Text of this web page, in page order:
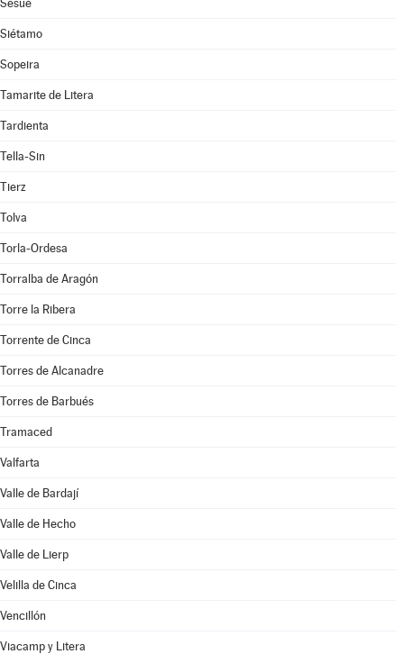
Sesué
Siétamo
Sopeira
Tamarite de Litera
Tardienta
Tella-Sin
Tierz
Tolva
Torla-Ordesa
Torralba de Aragón
Torre la Ribera
Torrente de Cinca
Torres de Alcanadre
Torres de Barbués
Tramaced
Valfarta
Valle de Bardají
Valle de Hecho
Valle de Lierp
Velilla de Cinca
Vencillón
Viacamp y Litera